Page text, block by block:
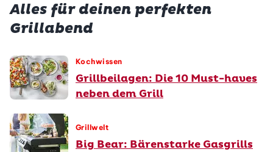
Alles für deinen perfekten
Grillabend
Kochwissen
Grillbeilagen: Die 10 Must-haves
neben dem Grill
Grillwelt
Big Bear: Bärenstarke Gasgrills